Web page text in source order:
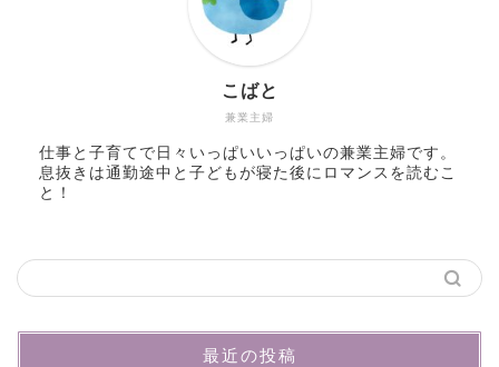
兼業主婦
こばと
仕事と子育てで日々いっぱいいっぱいの兼業主婦です。
息抜きは通勤途中と子どもが寝た後にロマンスを読むこ
と！
最近の投稿